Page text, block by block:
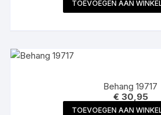
TOEVOEGEN AAN
Behang 19717
€30,95
TOEVOEGEN AAN